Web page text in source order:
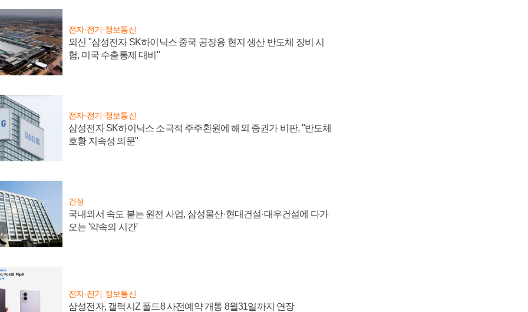
전자·전기·정보통신
외신 "삼성전자 SK하이닉스 중국 공장용 현지 생산 반도체 장비 시
험, 미국 수출통제 대비"
전자·전기·정보통신
삼성전자 SK하이닉스 소극적 주주환원에 해외 증권가 비판, "반도체
호황 지속성 의문"
건설
국내외서 속도 붙는 원전 사업, 삼성물산·현대건설·대우건설에 다가
오는 '약속의 시간'
전자·전기·정보통신
삼성전자, 갤럭시Z 폴드8 사전예약 개통 8월31일까지 연장